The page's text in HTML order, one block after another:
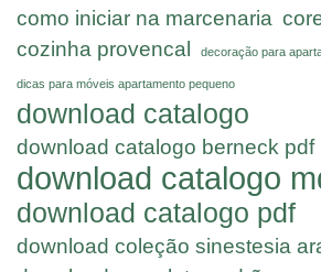
como iniciar na marcenaria
cozinha provencal
decoração para
dicas para móveis apartamento pequeno
download catalogo
download catalogo berneck pdf
download catalogo
download catalogo pdf
download coleção sinestesia